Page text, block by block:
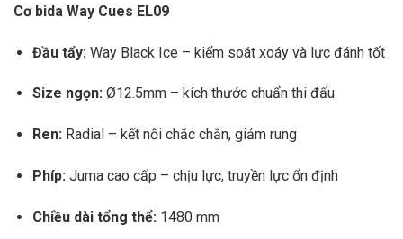
Cơ bida Way Cues EL09
Đầu tẩy: Way Black Ice – kiểm soát xoáy và lực đánh tốt
Size ngọn:Ø12.5mm – kích thước chuẩn thi đấu
Ren:Radial – kết nối chắc chắn, giảm rung
Phíp:Juma cao cấp – chịu lực, truyền lực ổn định
Chiều dài tổng thể: 1480 mm